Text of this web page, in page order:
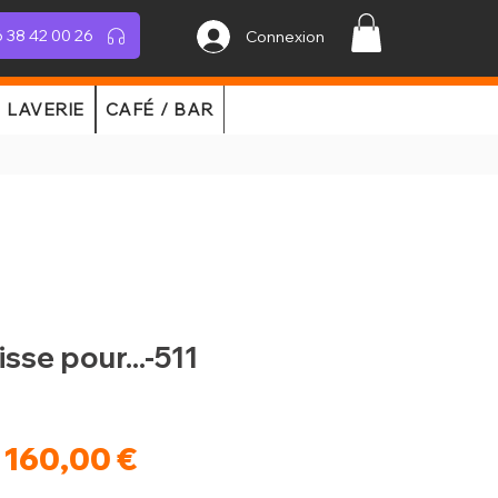
38 42 00 26 Connexion
LAVERIE CAFÉ / BAR
pour...-511
160,00 €